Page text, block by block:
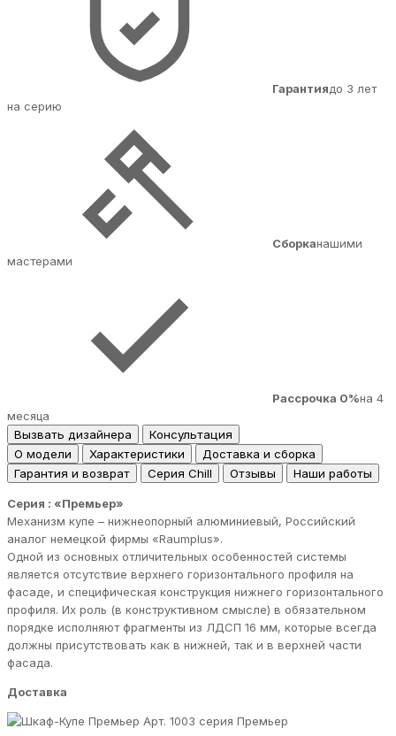
Гарантиядо 3 лет
на серию
Сборканашими
мастерами
Рассрочка 0%на 4
месяца
Вызвать дизайнера
Консультация
О модели
Характеристики
Доставка и сборка
Гарантия и возврат
Серия Chill Отзывы Наши работы
Серия : «Премьер»
Механизм купе – нижнеопорный алюминиевый, Российский
аналог немецкой фирмы «Raumрlus».
Одной из основных отличительных особенностей системы
является отсутствие верхнего горизонтального профиля на
фасаде, и специфическая конструкция нижнего горизонтального
профиля. Их роль (в конструктивном смысле) в обязательном
порядке исполняют фрагменты из ЛДСП 16 мм, которые всегда
должны присутствовать как в нижней, так и в верхней части
фасада.
Доставка
серия Премьер